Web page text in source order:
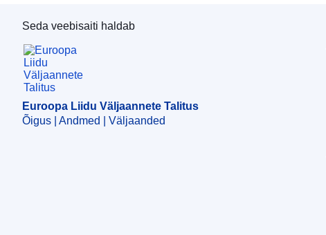
Euroopa Liidu Väljaannete Talitus
Seda veebisaiti haldab
Euroopa Liidu Väljaannete Talitus
Õigus | Andmed | Väljaanded